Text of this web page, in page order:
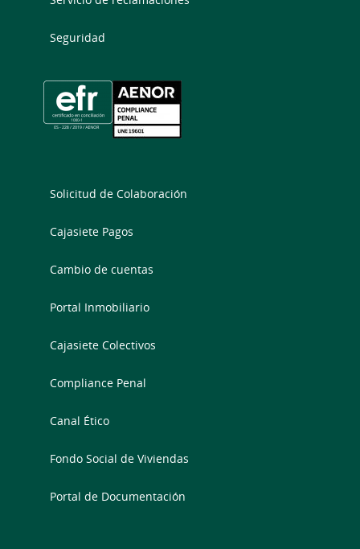
Seguridad
Solicitud de Colaboración
Cajasiete Pagos
Cambio de cuentas
Portal Inmobiliario
Cajasiete Colectivos
Compliance Penal
Canal Ético
Fondo Social de Viviendas
Portal de Documentación